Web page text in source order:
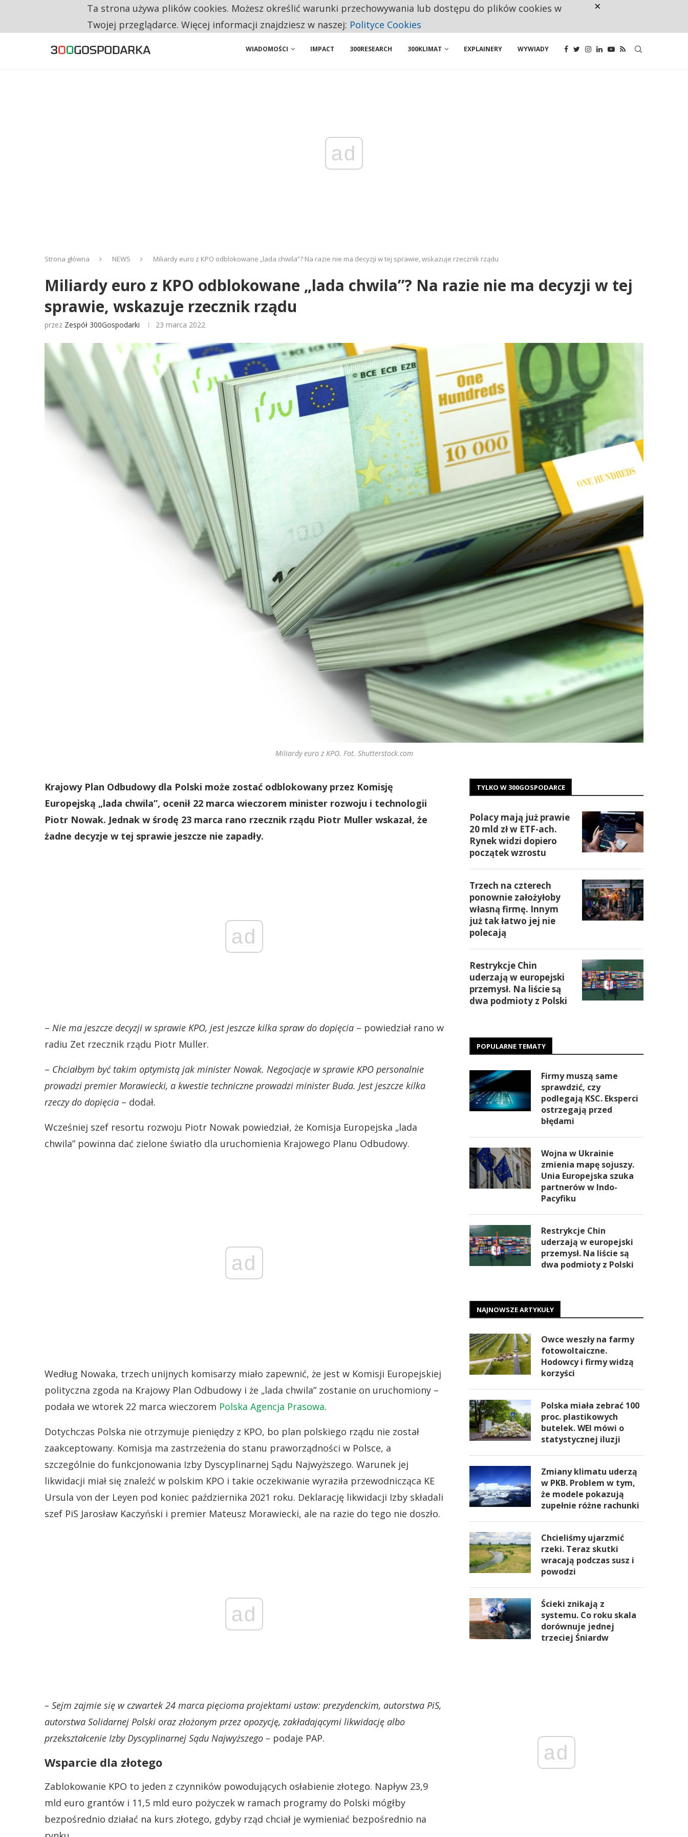
CO TRZECIĄ ZŁOTÓWKĘ Z EMERYTURY SENIORZY PRZEZNACZAJĄ NA PODSTAWOWE ZAKUPY
WIADOMOŚCI IMPACT 300RESEARCH 300KLIMAT EXPLAINERY WYWIADY
ad
Strona główna NEWS Miliardy euro z KPO odblokowane „lada chwila”? Na razie nie ma decyzji w tej sprawie, wskazuje rzecznik rządu
Miliardy euro z KPO odblokowane „lada chwila”? Na razie nie ma decyzji w tej
sprawie, wskazuje rzecznik rządu
przez Zespół 300Gospodarki 23 marca 2022
Miliardy euro z KPO. Fot. Shutterstock.com
Krajowy Plan Odbudowy dla Polski może zostać odblokowany przez Komisję
Europejską „lada chwila”, ocenił 22 marca wieczorem minister rozwoju i technologii
Piotr Nowak. Jednak w środę 23 marca rano rzecznik rządu Piotr Muller wskazał, że
żadne decyzje w tej sprawie jeszcze nie zapadły.
ad
– Nie ma jeszcze decyzji w sprawie KPO, jest jeszcze kilka spraw do dopięcia – powiedział rano w
radiu Zet rzecznik rządu Piotr Muller.
– Chciałbym być takim optymistą jak minister Nowak. Negocjacje w sprawie KPO personalnie
prowadzi premier Morawiecki, a kwestie techniczne prowadzi minister Buda. Jest jeszcze kilka
rzeczy do dopięcia – dodał.
Wcześniej szef resortu rozwoju Piotr Nowak powiedział, że Komisja Europejska „lada
chwila” powinna dać zielone światło dla uruchomienia Krajowego Planu Odbudowy.
ad
Według Nowaka, trzech unijnych komisarzy miało zapewnić, że jest w Komisji Europejskiej
polityczna zgoda na Krajowy Plan Odbudowy i że „lada chwila” zostanie on uruchomiony –
podała we wtorek 22 marca wieczorem Polska Agencja Prasowa.
Dotychczas Polska nie otrzymuje pieniędzy z KPO, bo plan polskiego rządu nie został
zaakceptowany. Komisja ma zastrzeżenia do stanu praworządności w Polsce, a
szczególnie do funkcjonowania Izby Dyscyplinarnej Sądu Najwyższego. Warunek jej
likwidacji miał się znaleźć w polskim KPO i takie oczekiwanie wyraziła przewodnicząca KE
Ursula von der Leyen pod koniec października 2021 roku. Deklarację likwidacji Izby składali
szef PiS Jarosław Kaczyński i premier Mateusz Morawiecki, ale na razie do tego nie doszło.
ad
– Sejm zajmie się w czwartek 24 marca pięcioma projektami ustaw: prezydenckim, autorstwa PiS,
autorstwa Solidarnej Polski oraz złożonym przez opozycję, zakładającymi likwidację albo
przekształcenie Izby Dyscyplinarnej Sądu Najwyższego – podaje PAP.
Wsparcie dla złotego
Zablokowanie KPO to jeden z czynników powodujących osłabienie złotego. Napływ 23,9
mld euro grantów i 11,5 mld euro pożyczek w ramach programy do Polski mógłby
bezpośrednio działać na kurs złotego, gdyby rząd chciał je wymieniać bezpośrednio na
TYLKO W 300GOSPODARCE
Polacy mają już prawie
20 mld zł w ETF-ach.
Rynek widzi dopiero
początek wzrostu
Trzech na czterech
ponownie założyłoby
własną firmę. Innym
już tak łatwo jej nie
polecają
Restrykcje Chin
uderzają w europejski
przemysł. Na liście są
dwa podmioty z Polski
POPULARNE TEMATY
Firmy muszą same
sprawdzić, czy
podlegają KSC. Eksperci
ostrzegają przed
błędami
Wojna w Ukrainie
zmienia mapę sojuszy.
Unia Europejska szuka
partnerów w Indo-
Pacyfiku
Restrykcje Chin
uderzają w europejski
przemysł. Na liście są
dwa podmioty z Polski
NAJNOWSZE ARTYKUŁY
Owce weszły na farmy
fotowoltaiczne.
Hodowcy i firmy widzą
korzyści
Polska miała zebrać 100
proc. plastikowych
butelek. WEI mówi o
statystycznej iluzji
Zmiany klimatu uderzą
w PKB. Problem w tym,
że modele pokazują
zupełnie różne rachunki
Chcieliśmy ujarzmić
rzeki. Teraz skutki
wracają podczas susz i
powodzi
Ścieki znikają z
systemu. Co roku skala
dorównuje jednej
trzeciej Śniardw
ad
Ta strona używa plików cookies. Możesz określić warunki przechowywania lub dostępu do plików cookies w
Twojej przeglądarce. Więcej informacji znajdziesz w naszej: Polityce Cookies
×